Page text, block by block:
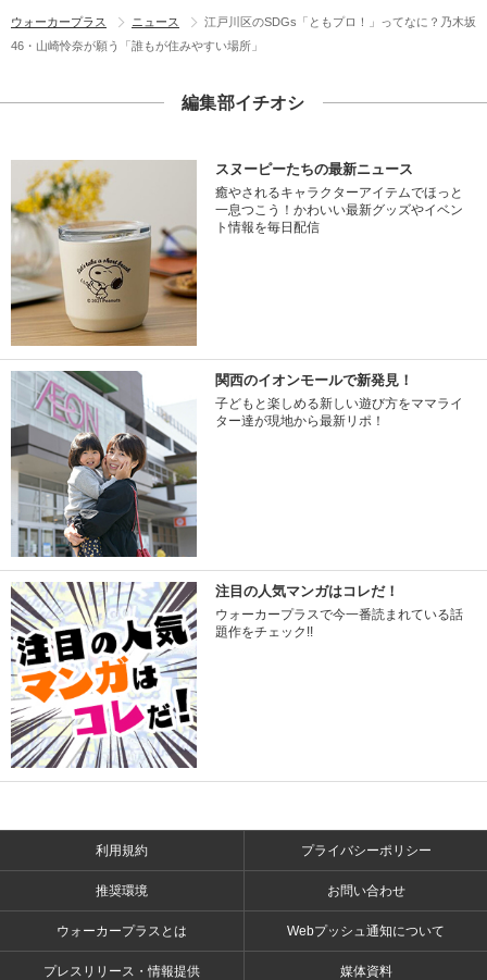
ウォーカープラス ニュース
江戸川区のSDGs「ともプロ！」ってなに？乃木坂
46・山崎怜奈が願う「誰もが住みやすい場所」
編集部イチオシ
スヌーピーたちの最新ニュース
癒やされるキャラクターアイテムでほっと
一息つこう！かわいい最新グッズやイベン
ト情報を毎日配信
関西のイオンモールで新発見！
子どもと楽しめる新しい遊び方をママライ
ター達が現地から最新リポ！
注目の人気マンガはコレだ！
ウォーカープラスで今一番読まれている話
題作をチェック!!
利用規約 プライバシーポリシー
推奨環境 お問い合わせ
ウォーカープラスとは Webプッシュ通知について
プレスリリース・情報提供 媒体資料